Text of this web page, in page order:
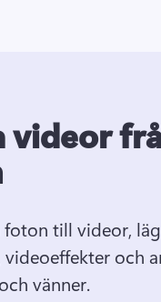
videor
foton till videor,
videoeffekter och
vänner.